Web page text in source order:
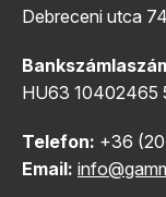
Debreceni utca
HU63 10402465
Telefon: +36
Email: